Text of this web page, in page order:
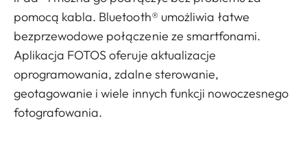
pomocą kabla. Bluetooth® umożliwia łatwe
bezprzewodowe połączenie ze smartfonami.
Aplikacja FOTOS oferuje aktualizacje
oprogramowania, zdalne sterowanie,
geotagowanie i wiele innych funkcji nowoczesnego
fotografowania.